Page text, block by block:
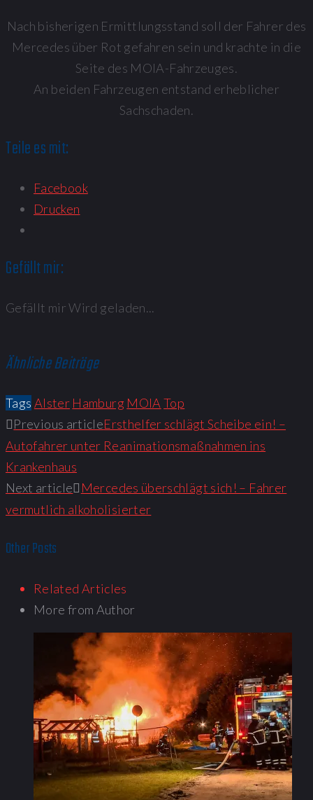
Nach bisherigen Ermittlungsstand soll der Fahrer des
Mercedes über Rot gefahren sein und krachte in die
Seite des MOIA-Fahrzeuges.
An beiden Fahrzeugen entstand erheblicher
Sachschaden.
Teile es mit:
Facebook
Drucken
Gefällt mir:
Gefällt mirWird geladen...
Ähnliche Beiträge
Tags Alster Hamburg MOIA Top
Previous articleErsthelfer schlägt Scheibe ein! –
Autofahrer unter Reanimationsmaßnahmen ins
Krankenhaus
Next article
Mercedes überschlägt sich! – Fahrer
vermutlich alkoholisierter
Other Posts
Related Articles
More from Author